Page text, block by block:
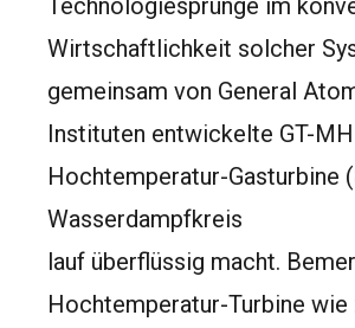
Technologiesprünge im
Wirtschaftlichkeit solcher
gemeinsam von General
Instituten entwickelte GT-
Hochtemperatur-Gasturbine
Wasserdampfkreis
lauf überflüssig macht.
Hochtemperatur-Turbine